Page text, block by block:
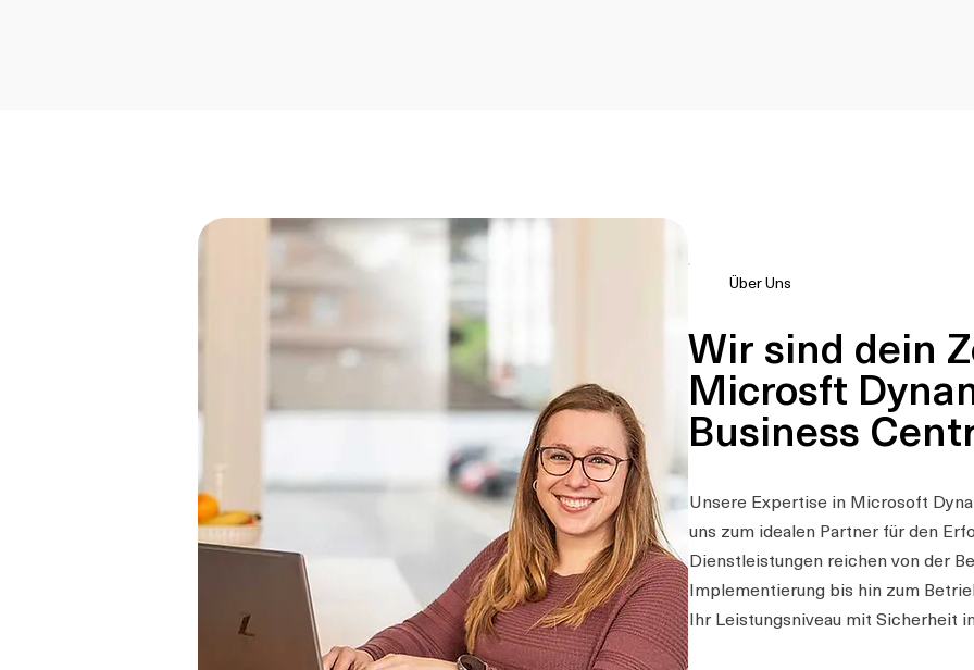
Über Uns
Wir sind dein
Microsft
Business
Unsere Expertise in Microsoft
uns zum idealen Partner für den
Dienstleistungen reichen von der
Implementierung bis hin zum
Ihr Leistungsniveau mit Sicherheit